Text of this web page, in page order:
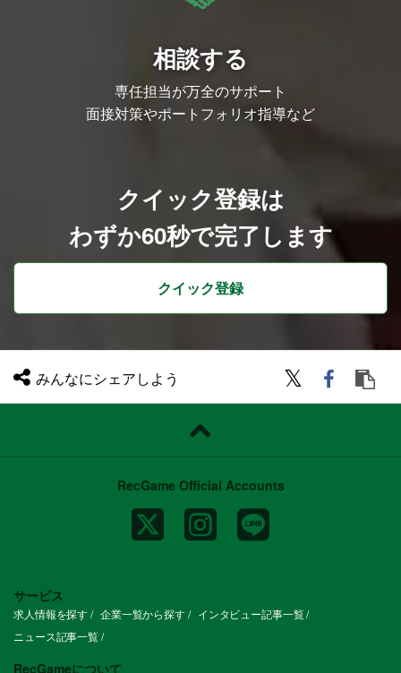
相談する
専任担当が万全のサポート
面接対策やポートフォリオ指導など
クイック登録は
わずか60秒で完了します
クイック登録
みんなにシェアしよう
RecGame Official Accounts
サービス
求人情報を探す 企業一覧から探す
インタビュー記事一覧
ニュース記事一覧
RecGameについて